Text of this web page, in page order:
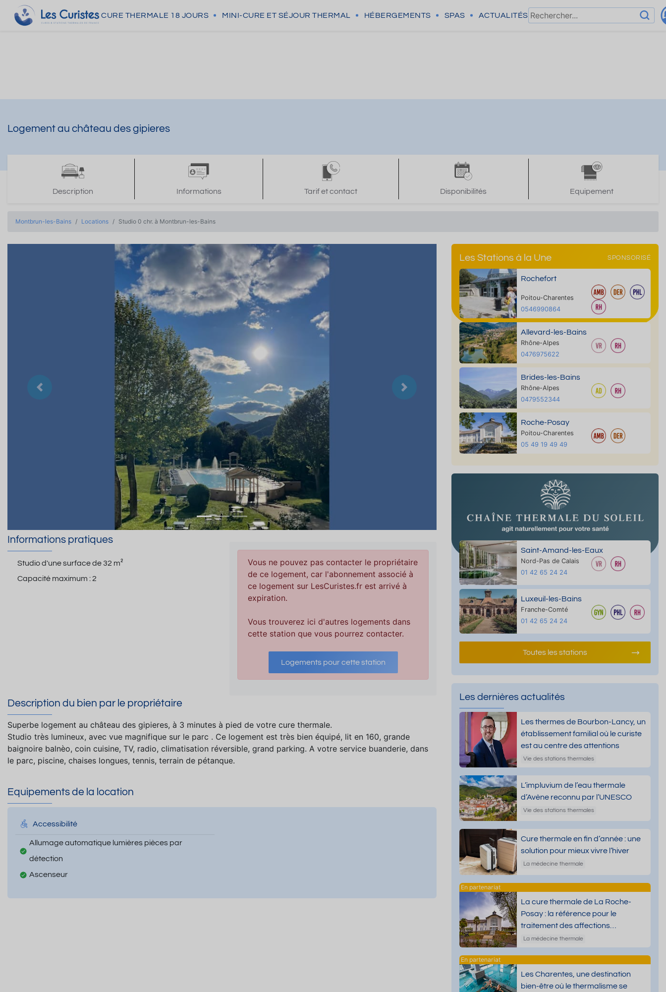
CURE THERMALE 18 JOURS MINI-CURE ET SÉJOUR THERMAL HÉBERGEMENTS SPAS ACTUALITÉS
Logement au château des gipieres
Description Informations Tarif et contact Disponibilités Equipement
Montbrun-les-Bains Locations Studio 0 chr. à Montbrun-les-Bains
Précedent Suivant
Informations pratiques
Studio d'une surface de32 m²
Capacité maximum :2
Vous ne pouvez pas contacter le propriétaire
de ce logement, car l'abonnement associé à
ce logement sur LesCuristes.fr est arrivé à
expiration.
Vous trouverez ici d'autres logements dans
cette station que vous pourrez contacter.
Logements pour cette station
Description du bien par le propriétaire
Superbe logement au château des gipieres, à 3 minutes à pied de votre cure thermale.
Studio très lumineux, avec vue magnifique sur le parc . Ce logement est très bien équipé, lit en 160, grande
baignoire balnèo, coin cuisine, TV, radio, climatisation réversible, grand parking. A votre service buanderie, dans
le parc, piscine, chaises longues, tennis, terrain de pétanque.
Equipements de la location
Accessibilité
Allumage automatique lumières pièces par
détection
Ascenseur
Les Stations à la Une SPONSORISÉ
Rochefort
Poitou-Charentes
0546990864
Allevard-les-Bains
Rhône-Alpes
0476975622
Brides-les-Bains
Rhône-Alpes
0479552344
Roche-Posay
Poitou-Charentes
05 49 19 49 49
Saint-Amand-les-Eaux
Nord-Pas de Calais
01 42 65 24 24
Luxeuil-les-Bains
Franche-Comté
01 42 65 24 24
Toutes les stations
Les dernières actualités
Les thermes de Bourbon-Lancy, un
établissement familial où le curiste
est au centre des attentions
Vie des stations thermales
L’impluvium de l’eau thermale
d’Avène reconnu par l’UNESCO
Vie des stations thermales
Cure thermale en fin d’année : une
solution pour mieux vivre l’hiver
La médecine thermale
La cure thermale de La Roche-
Posay : la référence pour le
traitement des affections
dermatologiques
La médecine thermale
Les Charentes, une destination
bien-être où le thermalisme se